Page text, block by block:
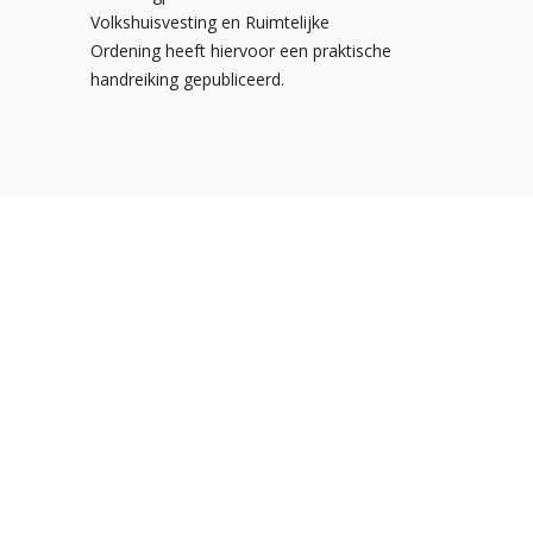
Volkshuisvesting en Ruimtelijke
Ordening heeft hiervoor een praktische
handreiking gepubliceerd.